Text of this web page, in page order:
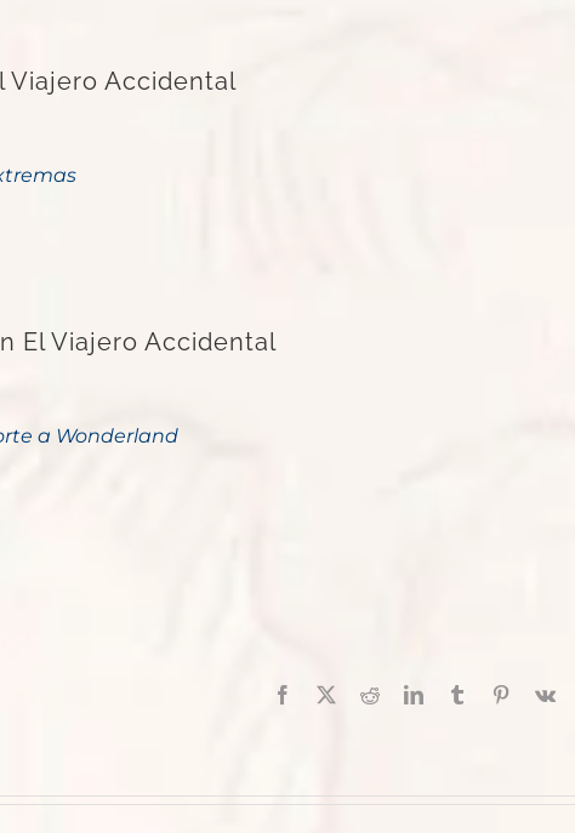
Viajero Accidental
El Viajero Accidental
a Wonderland
Facebook RedditLinkedInTumblr Pinterest